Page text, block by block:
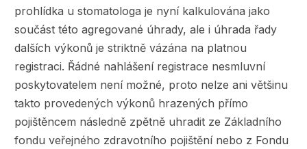
prohlídka u stomatologa je nyní kalkulována jako
součást této agregované úhrady, ale i úhrada řady
dalších výkonů je striktně vázána na platnou
registraci. Řádné nahlášení registrace nesmluvní
poskytovatelem není možné, proto nelze ani většinu
takto provedených výkonů hrazených přímo
pojištěncem následně zpětně uhradit ze Základního
fondu veřejného zdravotního pojištění nebo z Fondu